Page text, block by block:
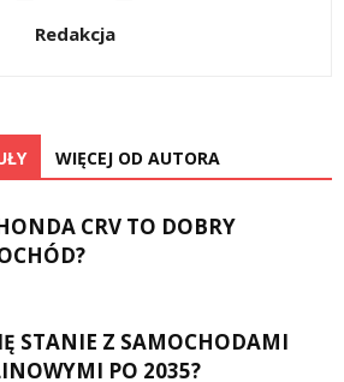
Redakcja
WIĘCEJ OD AUTORA
CRV TO DOBRY
STANIE Z SAMOCHODAMI
PO 2035?